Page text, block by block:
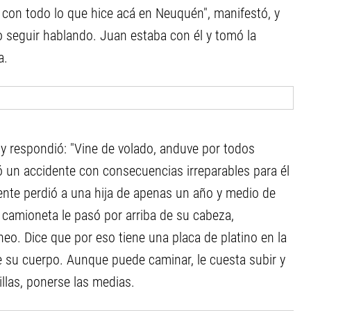
todo lo que hice acá en Neuquén", manifestó, y
hablando. Juan estaba con él y tomó la
respondió: "Vine de volado, anduve por todos
accidente con consecuencias irreparables para él
perdió a una hija de apenas un año y medio de
le pasó por arriba de su cabeza,
Dice que por eso tiene una placa de platino en la
cuerpo. Aunque puede caminar, le cuesta subir y
ponerse las medias.